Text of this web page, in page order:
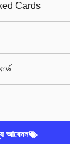
Cards
আবেদন